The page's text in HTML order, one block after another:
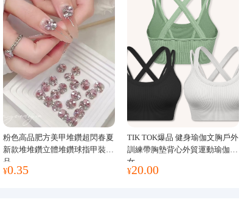
粉色高品肥方美甲堆鑽超閃春夏
新款堆堆鑽立體堆鑽球指甲裝飾
品
¥0.35
TIK TOK爆品 健身瑜伽文胸戶外
訓練帶胸墊背心外貿運動瑜伽服
女
¥20.00